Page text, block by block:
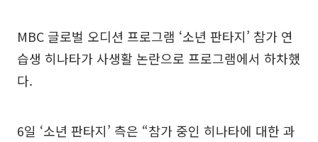
MBC 글로벌 오디션 프로그램 ‘소년 판타지’ 참가 연
습생 히나타가 사생활 논란으로 프로그램에서 하차했
다.
6일 ‘소년 판타지’ 측은 “참가 중인 히나타에 대한 과